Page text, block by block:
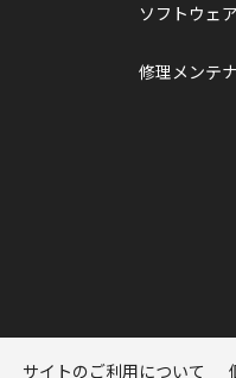
ソフトウェ
修理メンテ
サイトのご利用について